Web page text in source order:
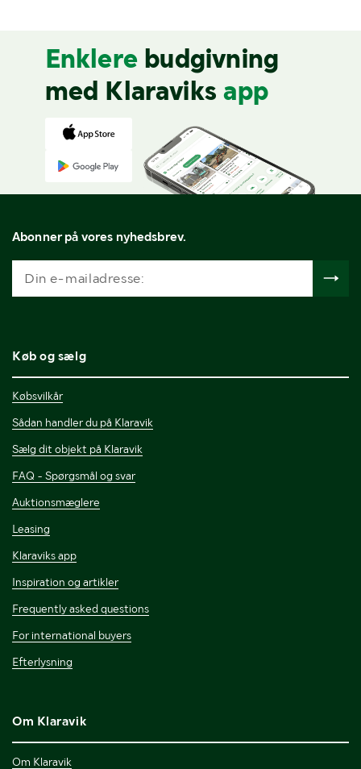
Enklere budgivning
med Klaraviks app
Abonner på vores nyhedsbrev.
Køb og sælg
Købsvilkår
Sådan handler du på Klaravik
Sælg dit objekt på Klaravik
FAQ - Spørgsmål og svar
Auktionsmæglere
Leasing
Klaraviks app
Inspiration og artikler
Frequently asked questions
For international buyers
Efterlysning
Om Klaravik
Om Klaravik